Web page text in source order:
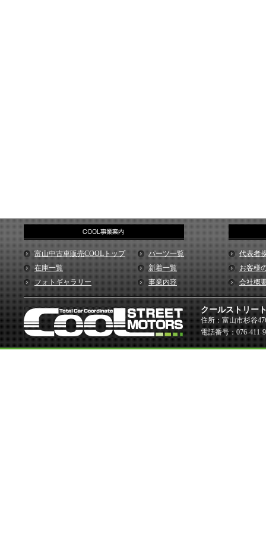
富山中古車販売COOLトップ
パーツ一覧
在庫一覧
新着一覧
フォトギャラリー
事業内容
代表者
お客様
会社概
クールストリー
住所：富山市杉谷
電話番号：076-